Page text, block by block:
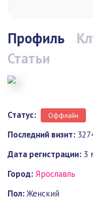
Профиль
Статьи
Статус: Оффлайн
Последний визит:
Дата регистрации: 3
Город: Ярославль
Пол:Женский